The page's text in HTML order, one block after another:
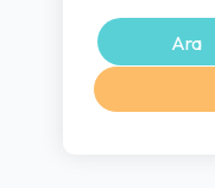
Ara